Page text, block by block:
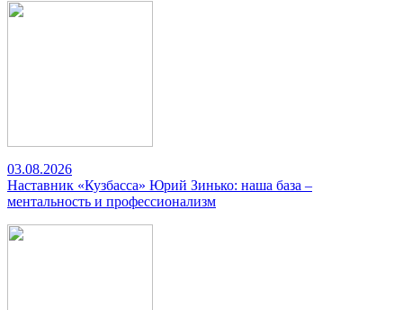
03.08.2026
Наставник «Кузбасса» Юрий Зинько: наша база –
ментальность и профессионализм